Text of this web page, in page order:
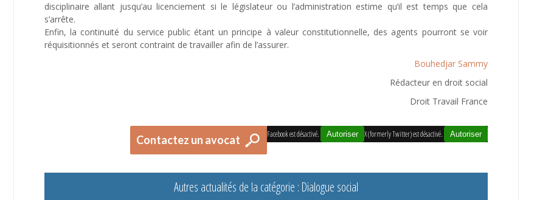
disciplinaire allant jusqu’au licenciement si le législateur ou l’administration estime qu’il est temps que cela
s’arrête.
Enfin, la continuité du service public étant un principe à valeur constitutionnelle, des agents pourront se voir
réquisitionnés et seront contraint de travailler afin de l’assurer.
Bouhedjar Sammy
Rédacteur en droit social
Droit Travail France
X (formerly Twitter) est désactivé. Autoriser
Facebook est désactivé. Autoriser
Contactez un avocat
Autres actualités de la catégorie : Dialogue social